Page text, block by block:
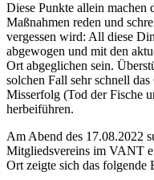
Diese Punkte allein machen
Maßnahmen reden und
vergessen wird: All diese
abgewogen und mit den
Ort abgeglichen sein.
solchen Fall sehr schnell
Misserfolg (Tod der Fische
herbeiführen.
Am Abend des 17.08.2022
Mitgliedsvereins im VANT
Ort zeigte sich das folgende